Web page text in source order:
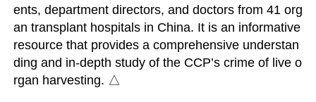
ents, department directors, and doctors from 41 org
an transplant hospitals in China. It is an informative
resource that provides a comprehensive understan
ding and in-depth study of the CCP’s crime of live o